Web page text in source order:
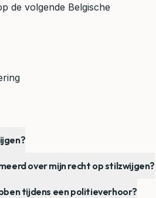
de volgende Belgische
over mijn recht op stilzwijgen?
tijdens een politieverhoor?